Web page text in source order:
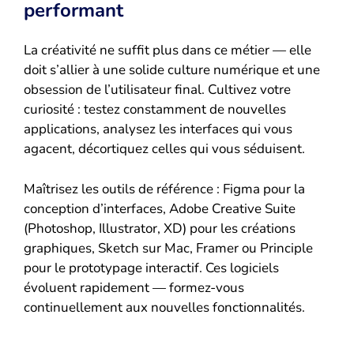
performant
La créativité ne suffit plus dans ce métier — elle
doit s’allier à une solide culture numérique et une
obsession de l’utilisateur final. Cultivez votre
curiosité : testez constamment de nouvelles
applications, analysez les interfaces qui vous
agacent, décortiquez celles qui vous séduisent.
Maîtrisez les outils de référence : Figma pour la
conception d’interfaces, Adobe Creative Suite
(Photoshop, Illustrator, XD) pour les créations
graphiques, Sketch sur Mac, Framer ou Principle
pour le prototypage interactif. Ces logiciels
évoluent rapidement — formez-vous
continuellement aux nouvelles fonctionnalités.